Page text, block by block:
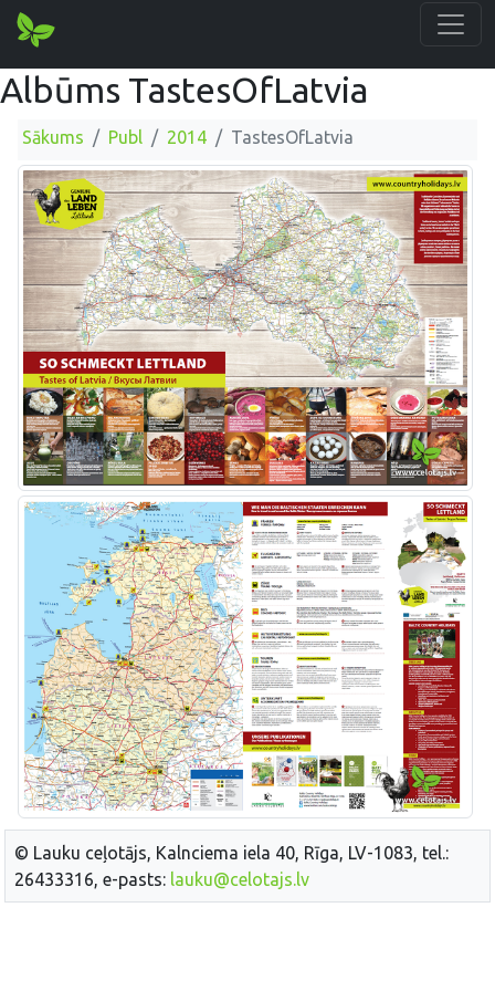
Albūms TastesOfLatvia
Sākums Publ 2014 TastesOfLatvia
© Lauku ceļotājs, Kalnciema iela 40, Rīga, LV-1083, tel.:
26433316, e-pasts: lauku@celotajs.lv